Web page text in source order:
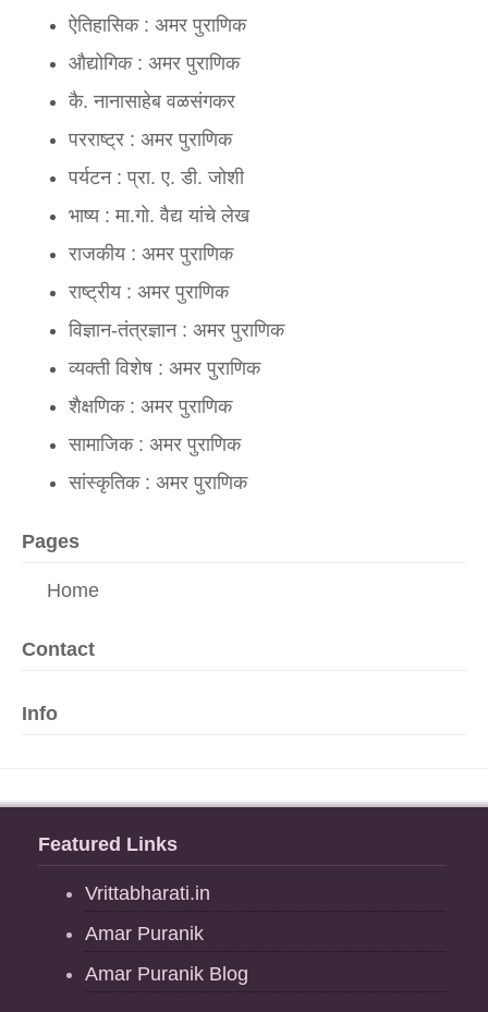
Anonymous: Good information for project.
ऐतिहासिक : अमर पुराणिक
औद्योगिक : अमर पुराणिक
कै. नानासाहेब वळसंगकर
परराष्ट्र : अमर पुराणिक
पर्यटन : प्रा. ए. डी. जोशी
भाष्य : मा.गो. वैद्य यांचे लेख
राजकीय : अमर पुराणिक
राष्ट्रीय : अमर पुराणिक
विज्ञान-तंत्रज्ञान : अमर पुराणिक
व्यक्ती विशेष : अमर पुराणिक
शैक्षणिक : अमर पुराणिक
सामाजिक : अमर पुराणिक
सांस्कृतिक : अमर पुराणिक
Pages
Home
Contact
Info
Featured Links
Vrittabharati.in
Amar Puranik
Amar Puranik Blog